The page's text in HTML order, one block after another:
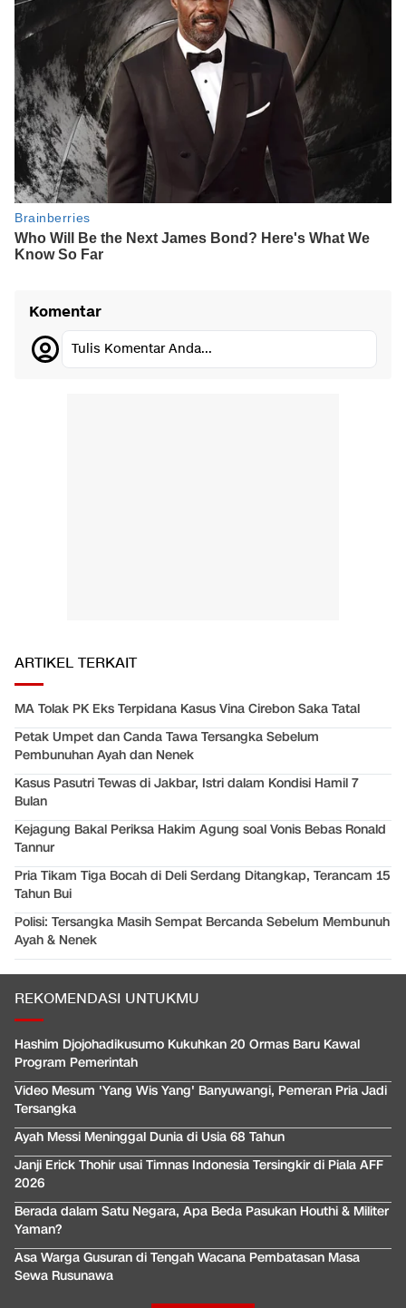
Komentar
Tulis Komentar Anda...
ARTIKEL TERKAIT
MA Tolak PK Eks Terpidana Kasus Vina Cirebon Saka Tatal
Petak Umpet dan Canda Tawa Tersangka Sebelum
Pembunuhan Ayah dan Nenek
Kasus Pasutri Tewas di Jakbar, Istri dalam Kondisi Hamil 7
Bulan
Kejagung Bakal Periksa Hakim Agung soal Vonis Bebas Ronald
Tannur
Pria Tikam Tiga Bocah di Deli Serdang Ditangkap, Terancam 15
Tahun Bui
Polisi: Tersangka Masih Sempat Bercanda Sebelum Membunuh
Ayah & Nenek
REKOMENDASI UNTUKMU
Hashim Djojohadikusumo Kukuhkan 20 Ormas Baru Kawal
Program Pemerintah
Video Mesum 'Yang Wis Yang' Banyuwangi, Pemeran Pria Jadi
Tersangka
Ayah Messi Meninggal Dunia di Usia 68 Tahun
Janji Erick Thohir usai Timnas Indonesia Tersingkir di Piala AFF
2026
Berada dalam Satu Negara, Apa Beda Pasukan Houthi & Militer
Yaman?
Asa Warga Gusuran di Tengah Wacana Pembatasan Masa
Sewa Rusunawa